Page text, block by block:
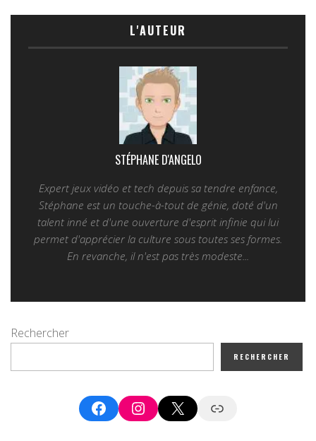
L'AUTEUR
STÉPHANE D'ANGELO
Expert jeux vidéo et tech depuis sa tendre enfance,
Stéphane est un touche-à-tout de génie, doté d'un
talent inné et d'une ouverture d'esprit infinie qui lui
permet d'apprécier la culture sous toutes ses formes.
En revanche, il n'est pas très modeste...
Rechercher
RECHERCHER
FacebookInstagram
X Google News